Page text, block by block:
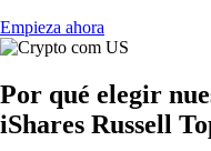
Empieza ahora
Por qué elegir
iShares Russell